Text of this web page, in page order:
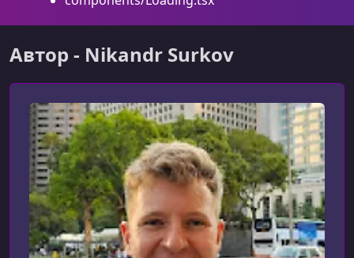
Автор - Nikandr Surkov